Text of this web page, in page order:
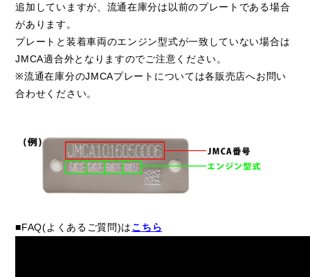
追加していますが、流通在庫分は以前のプレートである場合
があります。
プレートと装着車両のエンジン型式が一致していない場合は
JMCA適合外となりますのでご注意ください。
※流通在庫分のJMCAプレートについては各販売店へお問い
合わせください。
■FAQ(よくあるご質問)はこちら